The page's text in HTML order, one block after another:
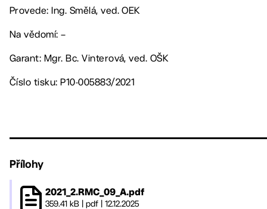
Provede: Ing. Smělá, ved. OEK
Na vědomí: –
Garant: Mgr. Bc. Vinterová, ved. OŠK
Číslo tisku: P10-005883/2021
Přílohy
2021_2.RMC_09_A.pdf
359.41 kB pdf 12.12.2025